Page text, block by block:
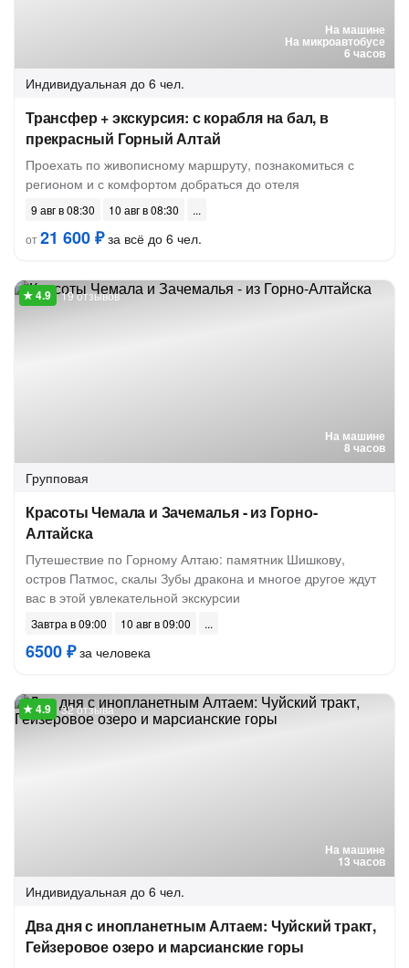
На машине
На микроавтобусе
6 часов
Индивидуальная до 6 чел.
Трансфер + экскурсия: с корабля на бал, в
прекрасный Горный Алтай
Проехать по живописному маршруту, познакомиться с
регионом и с комфортом добраться до отеля
9 авг в 08:30
10 авг в 08:30
от21 600 ₽за всё до 6 чел.
На машине
8 часов
19 отзывов
Групповая
Красоты Чемала и Зачемалья - из Горно-
Алтайска
Путешествие по Горному Алтаю: памятник Шишкову,
остров Патмос, скалы Зубы дракона и многое другое ждут
вас в этой увлекательной экскурсии
Завтра в 09:00 10 авг в 09:00
6500 ₽за человека
На машине
13 часов
32 отзыва
Индивидуальная до 6 чел.
Два дня с инопланетным Алтаем: Чуйский тракт,
Гейзеровое озеро и марсианские горы